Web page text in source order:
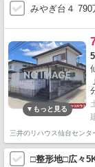
みやぎ台４ 790
三井のリハウス仙台セン
□整形地□広々